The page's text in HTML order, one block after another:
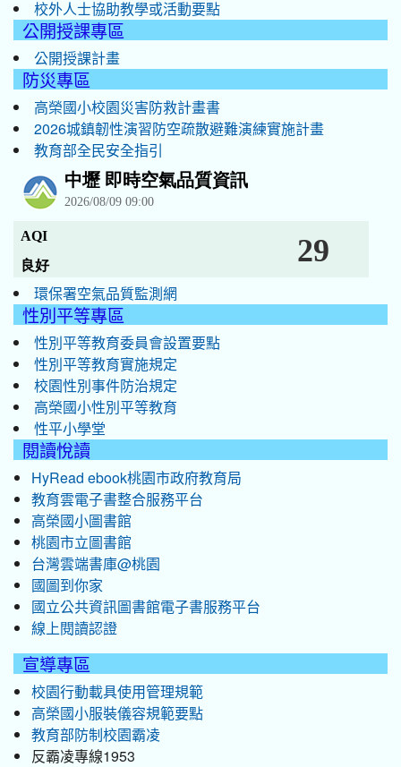
校外人士協助教學或活動要點
公開授課專區
公開授課計畫
防災專區
高榮國小校園災害防救計畫書
2026城鎮韌性演習防空疏散避難演練實施計畫
教育部全民安全指引
環保署空氣品質監測網
性別平等專區
性別平等教育委員會設置要點
性別平等教育實施規定
校園性別事件防治規定
高榮國小性別平等教育
性平小學堂
閱讀悅讀
HyRead ebook桃園市政府教育局
教育雲電子書整合服務平台
高榮國小圖書館
桃園市立圖書館
台灣雲端書庫@桃園
國圖到你家
國立公共資訊圖書館電子書服務平台
線上閱讀認證
宣導專區
校園行動載具使用管理規範
高榮國小服裝儀容規範要點
教育部防制校園霸凌
反霸凌專線1953